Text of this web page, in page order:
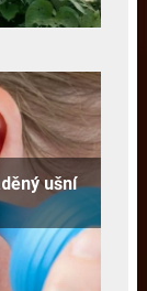
ušní